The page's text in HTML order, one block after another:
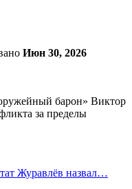
Июн 30, 2026
Журавлёв назвал…